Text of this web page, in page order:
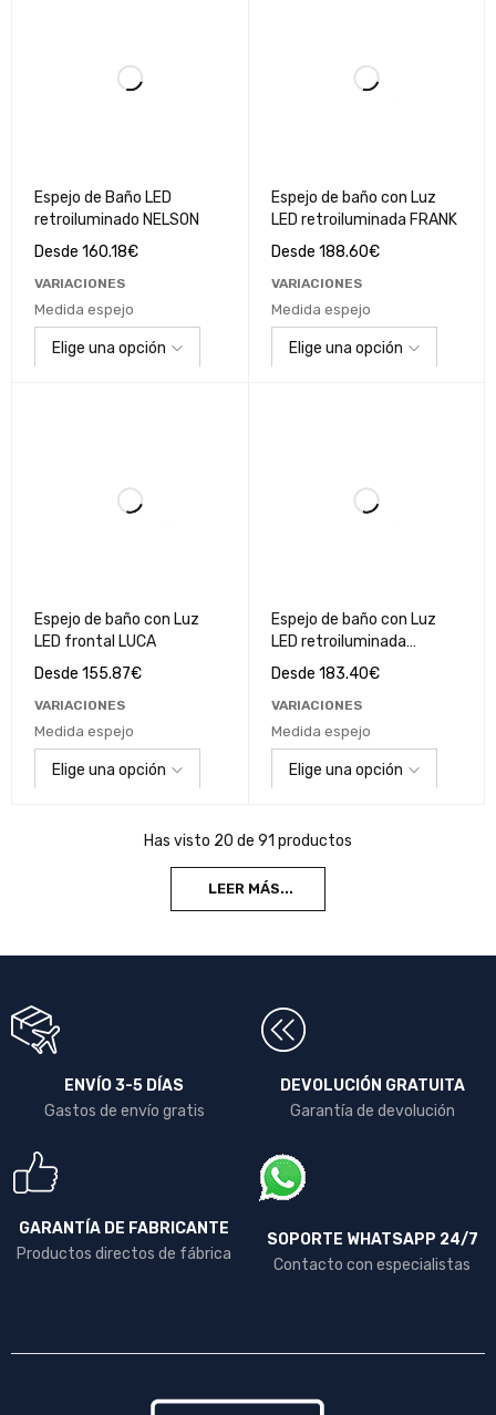
Espejo de Baño LED
retroiluminado NELSON
Desde 160.18€
VARIACIONES
Medida espejo
Espejo de baño con Luz
LED retroiluminada FRANK
Desde 188.60€
VARIACIONES
Medida espejo
Espejo de baño con Luz
LED frontal LUCA
Desde 155.87€
VARIACIONES
Medida espejo
Espejo de baño con Luz
LED retroiluminada
MIRROR
Desde 183.40€
VARIACIONES
Medida espejo
Has visto 20 de 91 productos
LEER MÁS...
ENVÍO 3-5 DÍAS
Gastos de envío gratis
DEVOLUCIÓN GRATUITA
Garantía de devolución
GARANTÍA DE FABRICANTE
Productos directos de fábrica
SOPORTE WHATSAPP 24/7
Contacto con especialistas